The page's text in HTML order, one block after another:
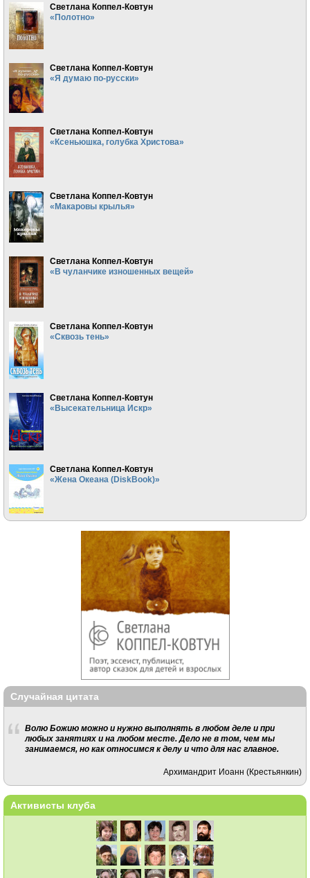
Светлана Коппел-Ковтун
«Полотно»
Светлана Коппел-Ковтун
«Я думаю по-русски»
Светлана Коппел-Ковтун
«Ксеньюшка, голубка Христова»
Светлана Коппел-Ковтун
«Макаровы крылья»
Светлана Коппел-Ковтун
«В чуланчике изношенных вещей»
Светлана Коппел-Ковтун
«Сквозь тень»
Светлана Коппел-Ковтун
«Высекательница Искр»
Светлана Коппел-Ковтун
«Жена Океана (DiskBook)»
Случайная цитата
Волю Божию можно и нужно выполнять в любом деле и при
любых занятиях и на любом месте. Дело не в том, чем мы
занимаемся, но как относимся к делу и что для нас главное.
Архимандрит Иоанн (Крестьянкин)
Активисты клуба